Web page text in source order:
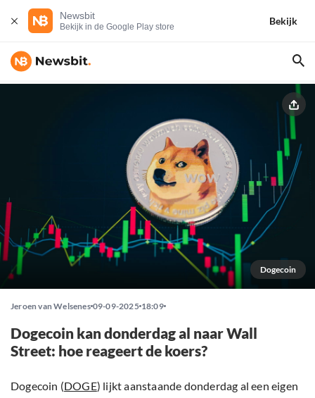
Newsbit
Bekijk in de Google Play store
Bekijk
Dogecoin
Jeroen van Welsenes 09-09-2025 18:09
Dogecoin kan donderdag al naar Wall
Street: hoe reageert de koers?
Dogecoin (DOGE) lijkt aanstaande donderdag al een eigen